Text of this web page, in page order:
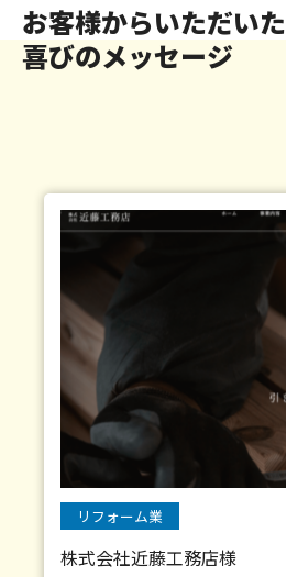
お客様からいただいた
喜びのメッセージ
リフォーム業
株式会社近藤工務店様